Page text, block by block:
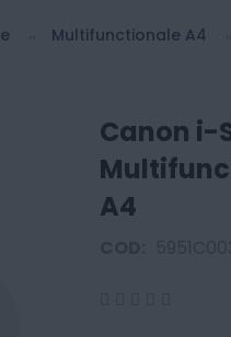
Multifunctionale A4
Canon i-
A4